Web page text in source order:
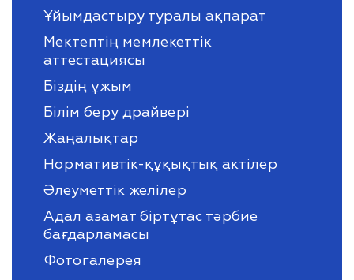
Ұйымдастыру туралы ақпарат
Мектептің мемлекеттік
аттестациясы
Біздің ұжым
Білім беру драйвері
Жаңалықтар
Нормативтік-құқықтық актілер
Әлеуметтік желілер
Адал азамат біртұтас тәрбие
бағдарламасы
Фотогалерея